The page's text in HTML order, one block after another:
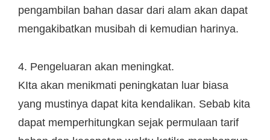
pengambilan bahan dasar dari alam akan dapat
mengakibatkan musibah di kemudian harinya.
4. Pengeluaran akan meningkat.
KIta akan menikmati peningkatan luar biasa
yang mustinya dapat kita kendalikan. Sebab kita
dapat memperhitungkan sejak permulaan tarif